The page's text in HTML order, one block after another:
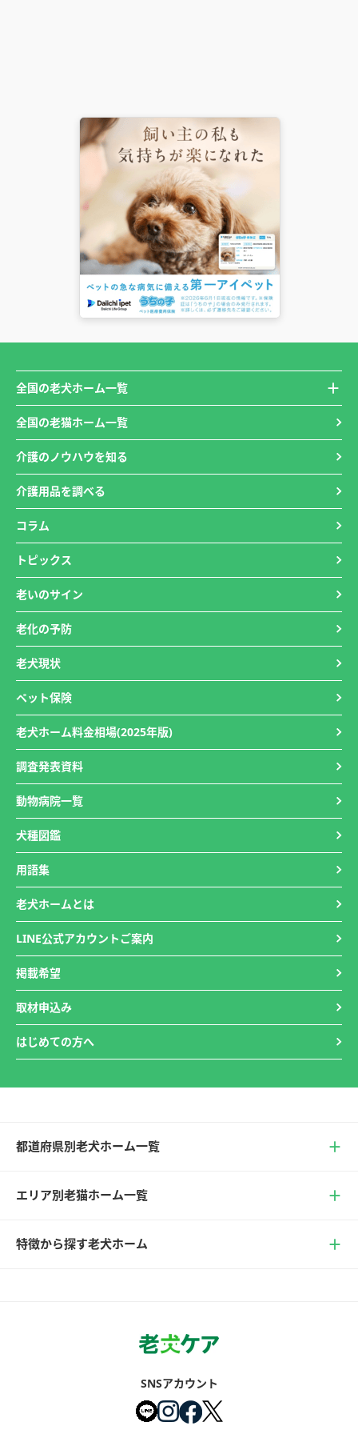
全国の老犬ホーム一覧
全国の老猫ホーム一覧
介護のノウハウを知る
介護用品を調べる
コラム
トピックス
老いのサイン
老化の予防
老犬現状
ペット保険
老犬ホーム料金相場(2025年版)
調査発表資料
動物病院一覧
犬種図鑑
用語集
老犬ホームとは
LINE公式アカウントご案内
掲載希望
取材申込み
はじめての方へ
都道府県別老犬ホーム一覧
エリア別老猫ホーム一覧
特徴から探す老犬ホーム
SNSアカウント